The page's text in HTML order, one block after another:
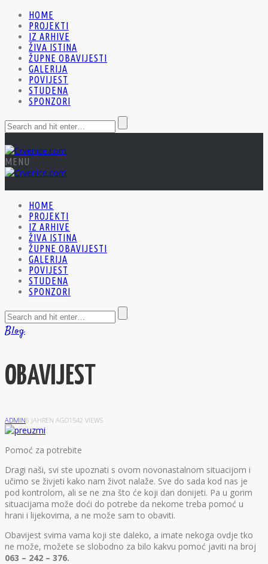
HOME
PROJEKTI
IZ ARHIVE
ŽIVA ISTINA
ŽUPNE OBAVIJESTI
GALERIJA
POVIJEST
STUDENA
SPONZORI
MENU
HOME
PROJEKTI
IZ ARHIVE
ŽIVA ISTINA
ŽUPNE OBAVIJESTI
GALERIJA
POVIJEST
STUDENA
SPONZORI
Blog
OBAVIJEST
ADMIN6 JAHREN AGO1542 VIEWS
Pomoć za potrebite
Dragi naši, svi ste upoznati s ovom novonastalnom situacijom i
učimo se živjeti kako nam život nalaže. Sve do sada kod nas je
pod kontrolom, ali se ne zna što će koji dan donijeti. Pa u gorim
situacijama može doći do potrebe da nekome treba pomoć u
hrani i lijekovima, a ne može sam to obaviti.
Obavijest svima vama koji ste daleko, a imate nekoga ovdje tko
ne može, možete se slobodno za bilo kakvu pomoć javiti na broj
063 – 242 – 376.